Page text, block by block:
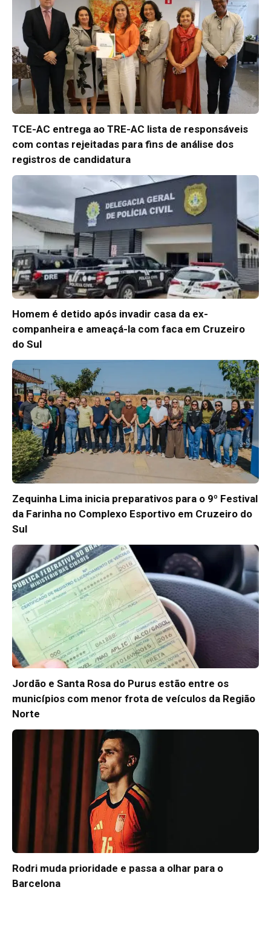
TCE-AC entrega ao TRE-AC lista de responsáveis
com contas rejeitadas para fins de análise dos
registros de candidatura
Homem é detido após invadir casa da ex-
companheira e ameaçá-la com faca em Cruzeiro
do Sul
Zequinha Lima inicia preparativos para o 9º Festival
da Farinha no Complexo Esportivo em Cruzeiro do
Sul
Jordão e Santa Rosa do Purus estão entre os
municípios com menor frota de veículos da Região
Norte
Rodri muda prioridade e passa a olhar para o
Barcelona